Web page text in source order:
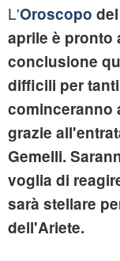
L'Oroscopo del
aprile è pronto
conclusione
difficili per
cominceranno
grazie
Gemelli.
voglia di
sarà stellare
dell'Ariete.